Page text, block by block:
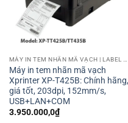
Máy in tem nhãn mã vạch
Xprinter XP-T425B: Chính hãng,
giá tốt, 203dpi, 152mm/s,
USB+LAN+COM
3.950.000,0₫